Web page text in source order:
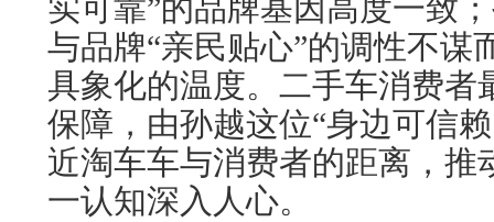
实可靠”的品牌基因高度一致
与品牌“亲民贴心”的调性不谋
具象化的温度。二手车消费者
保障，由孙越这位“身边可信
近淘车车与消费者的距离，推
一认知深入人心。